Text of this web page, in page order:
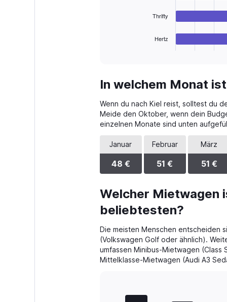
Range:
categories.
The
chart
has
1
Y
axis
displaying
Range:
0
to
Thrifty
Hertz
In welchem Monat
Wenn du nach Kiel reist, solltest du
Meide den Oktober, wenn dein
einzelnen Monate sind unten
Januar
48 €
Februar
51 €
März
51 €
Welcher Mietwagen
beliebtesten?
Die meisten Menschen entscheiden
(Volkswagen Golf oder ähnlich).
umfassen Minibus-Mietwagen (Class
Mittelklasse-Mietwagen (Audi A3